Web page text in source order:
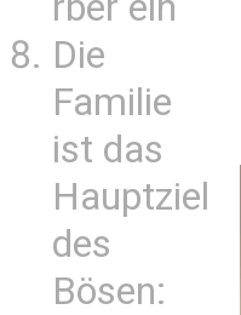
Die
Familie
ist das
Hauptziel
des
Bösen: